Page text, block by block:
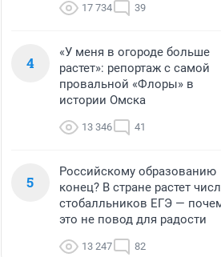
17 734 39
4
«У меня в огороде больше
растет»: репортаж с самой
провальной «Флоры» в
истории Омска
13 346 41
5
Российскому образованию
конец? В стране растет
стобалльников ЕГЭ —
это не повод для радости
13 247 82